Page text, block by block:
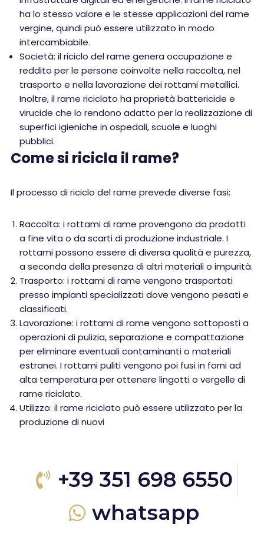
ha lo stesso valore e le stesse applicazioni del rame
vergine, quindi può essere utilizzato in modo
intercambiabile.
Società: il riciclo del rame genera occupazione e
reddito per le persone coinvolte nella raccolta, nel
trasporto e nella lavorazione dei rottami metallici.
Inoltre, il rame riciclato ha proprietà battericide e
virucide che lo rendono adatto per la realizzazione di
superfici igieniche in ospedali, scuole e luoghi
pubblici.
Come si ricicla il rame?
Il processo di riciclo del rame prevede diverse fasi:
Raccolta: i rottami di rame provengono da prodotti
a fine vita o da scarti di produzione industriale. I
rottami possono essere di diversa qualità e purezza,
a seconda della presenza di altri materiali o impurità.
Trasporto: i rottami di rame vengono trasportati
presso impianti specializzati dove vengono pesati e
classificati.
Lavorazione: i rottami di rame vengono sottoposti a
operazioni di pulizia, separazione e compattazione
per eliminare eventuali contaminanti o materiali
estranei. I rottami puliti vengono poi fusi in forni ad
alta temperatura per ottenere lingotti o vergelle di
rame riciclato.
Utilizzo: il rame riciclato può essere utilizzato per la
produzione di nuovi
+39 351 698 6550
whatsapp